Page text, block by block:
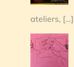
ateliers, […]